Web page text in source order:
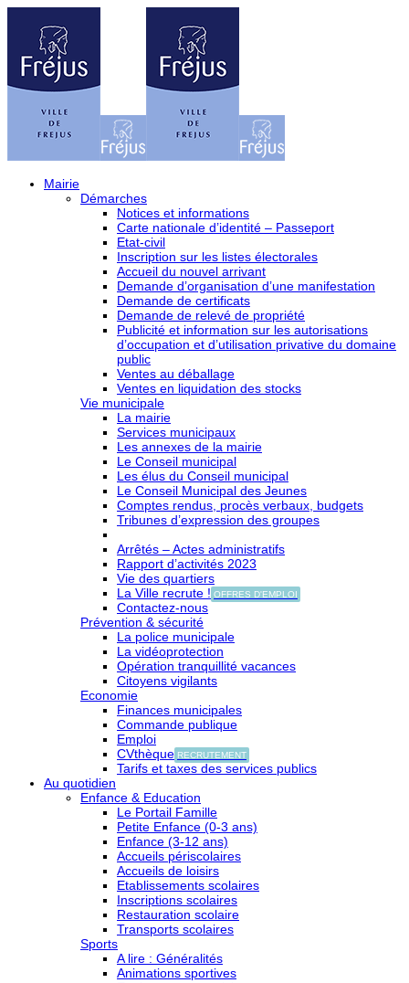
Mairie
Démarches
Notices et informations
Carte nationale d’identité – Passeport
Etat-civil
Inscription sur les listes électorales
Accueil du nouvel arrivant
Demande d’organisation d’une manifestation
Demande de certificats
Demande de relevé de propriété
Publicité et information sur les autorisations
d’occupation et d’utilisation privative du domaine
public
Ventes au déballage
Ventes en liquidation des stocks
Vie municipale
La mairie
Services municipaux
Les annexes de la mairie
Le Conseil municipal
Les élus du Conseil municipal
Le Conseil Municipal des Jeunes
Comptes rendus, procès verbaux, budgets
Tribunes d’expression des groupes
Arrêtés – Actes administratifs
Rapport d’activités 2023
Vie des quartiers
La Ville recrute ! OFFRES D'EMPLOI
Contactez-nous
Prévention & sécurité
La police municipale
La vidéoprotection
Opération tranquillité vacances
Citoyens vigilants
Economie
Finances municipales
Commande publique
Emploi
CVthèque RECRUTEMENT
Tarifs et taxes des services publics
Au quotidien
Enfance & Education
Le Portail Famille
Petite Enfance (0-3 ans)
Enfance (3-12 ans)
Accueils périscolaires
Accueils de loisirs
Etablissements scolaires
Inscriptions scolaires
Restauration scolaire
Transports scolaires
Sports
A lire : Généralités
Animations sportives